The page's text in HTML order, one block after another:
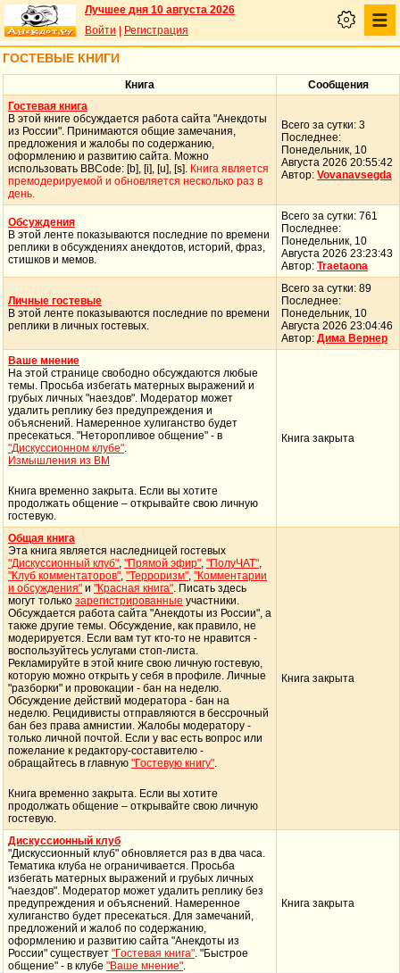
Лучшее дня 10 августа 2026
Войти
Регистрация
ГОСТЕВЫЕ КНИГИ
Книга
Сообщения
Гостевая книга
В этой книге обсуждается работа сайта "Анекдоты
из России". Принимаются общие замечания,
предложения и жалобы по содержанию,
оформлению и развитию сайта. Можно
использовать BBCode: [b], [i], [u], [s]. Книга является
премодерируемой и обновляется несколько раз в
день.
Всего за сутки: 3
Последнее:
Понедельник, 10
Августа 2026 20:55:42
Автор: Vovanavsegda
Обсуждения
В этой ленте показываются последние по времени
реплики в обсуждениях анекдотов, историй, фраз,
стишков и мемов.
Всего за сутки: 761
Последнее:
Понедельник, 10
Августа 2026 23:23:43
Автор: Traetaona
Личные гостевые
В этой ленте показываются последние по времени
реплики в личных гостевых.
Всего за сутки: 89
Последнее:
Понедельник, 10
Августа 2026 23:04:46
Автор: Дима Вернер
Ваше мнение
На этой странице свободно обсуждаются любые
темы. Просьба избегать матерных выражений и
грубых личных "наездов". Модератор может
удалить реплику без предупреждения и
объяснений. Намеренное хулиганство будет
пресекаться. "Неторопливое общение" - в
"Дискуссионном клубе".
Измышления из ВМ
Книга временно закрыта. Если вы хотите
продолжать общение – открывайте свою личную
гостевую.
Книга закрыта
Общая книга
Эта книга является наследницей гостевых
"Дискуссионный клуб", "Прямой эфир", "ПолуЧАТ",
"Клуб комментаторов", "Терроризм", "Комментарии
и обсуждения" и "Красная книга". Писать здесь
могут только зарегистрированные участники.
Обсуждается работа сайта "Анекдоты из России", а
также другие темы. Обсуждение, как правило, не
модерируется. Если вам тут кто-то не нравится -
воспользуйтесь услугами стоп-листа.
Рекламируйте в этой книге свою личную гостевую,
которую можно открыть у себя в профиле. Личные
"разборки" и провокации - бан на неделю.
Обсуждение действий модератора - бан на
неделю. Рецидивисты отправляются в бессрочный
бан без права амнистии. Жалобы модератору -
только личной почтой. Если у вас есть вопрос или
пожелание к редактору-составителю -
обращайтесь в главную "Гостевую книгу".
Книга временно закрыта. Если вы хотите
продолжать общение – открывайте свою личную
гостевую.
Книга закрыта
Дискуссионный клуб
"Дискуссионный клуб" обновляется раз в два часа.
Тематика клуба не ограничивается. Просьба
избегать матерных выражений и грубых личных
"наездов". Модератор может удалить реплику без
предупреждения и объяснений. Намеренное
хулиганство будет пресекаться. Для замечаний,
предложений и жалоб по содержанию,
оформлению и развитию сайта "Анекдоты из
России" существует "Гостевая книга". "Быстрое
общение" - в клубе "Ваше мнение".
Книга закрыта